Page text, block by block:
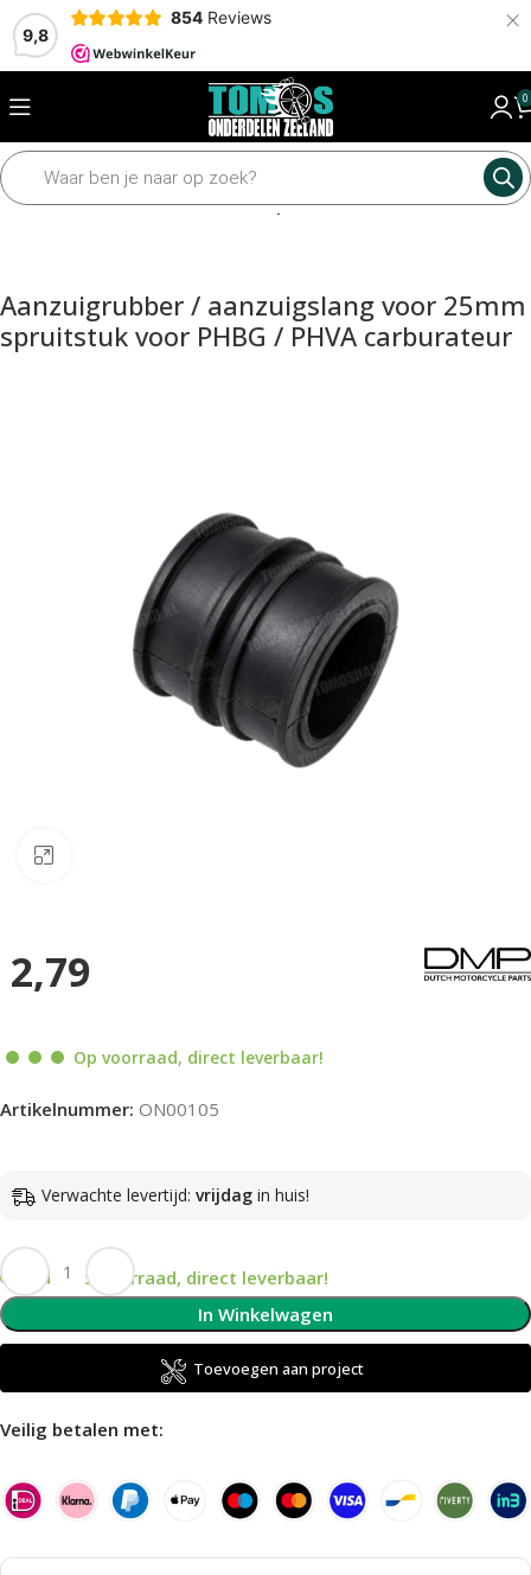
9,8
854 Reviews ×
0
Home Motordelen Carburateur Spruitstuk
Aanzuigrubber / aanzuigslang voor 25mm
spruitstuk voor PHBG / PHVA carburateur
2,79
Op voorraad, direct leverbaar!
Artikelnummer: ON00105
Verwachte levertijd: vrijdag in huis!
Op voorraad, direct leverbaar!
In Winkelwagen
Toevoegen aan project
Veilig betalen met: